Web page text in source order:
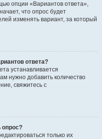
опции «Вариантов ответа»,
что опрос будет
изменять вариант, за который
ответа?
устанавливается
нужно добавить количество
свяжитесь с
опрос?
только их